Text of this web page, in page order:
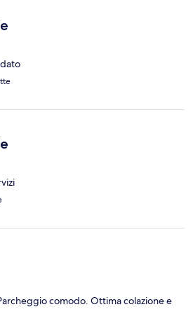
comodo. Ottima colazione e